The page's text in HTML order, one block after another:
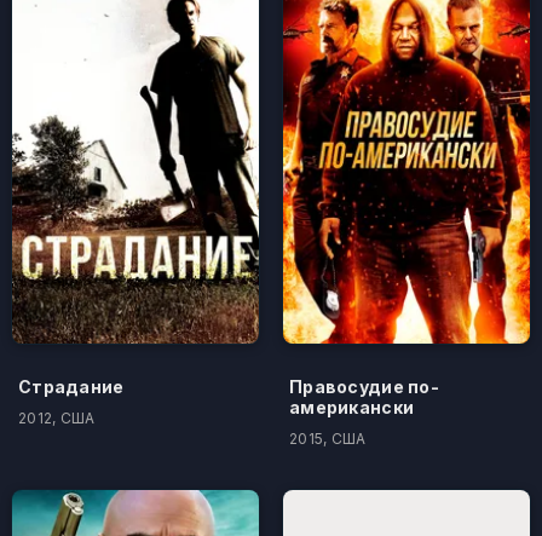
Страдание
2012, США
Правосудие по-
американски
2015, США